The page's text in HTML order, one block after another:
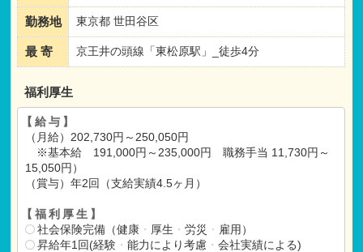
勤務地 東京都 世田谷区
最 寄 京王井の頭線「東松原駅」_徒歩4分
福利厚生
【給与】
（月給）202,730円～250,050円
※基本給 191,000円～235,000円 職務手当 11,730円～
15,050円）
（賞与）年2回（支給実績4.5ヶ月）
【福利厚生】
社会保険完備（健康・ 厚生 ・ 労災 ・ 雇用）
昇給年1回(経験・ 能力により考慮 ・ 会社実績による)